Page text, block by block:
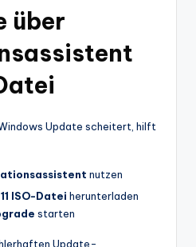
über
Update scheitert, hilft
nutzen
ISO-Datei herunterladen
starten
Update-